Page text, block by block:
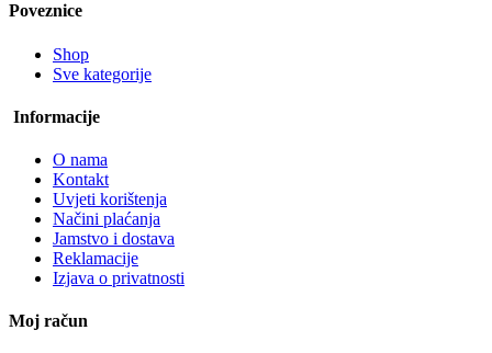
Poveznice
Shop
Sve kategorije
Informacije
O nama
Kontakt
Uvjeti korištenja
Načini plaćanja
Jamstvo i dostava
Reklamacije
Izjava o privatnosti
Moj račun